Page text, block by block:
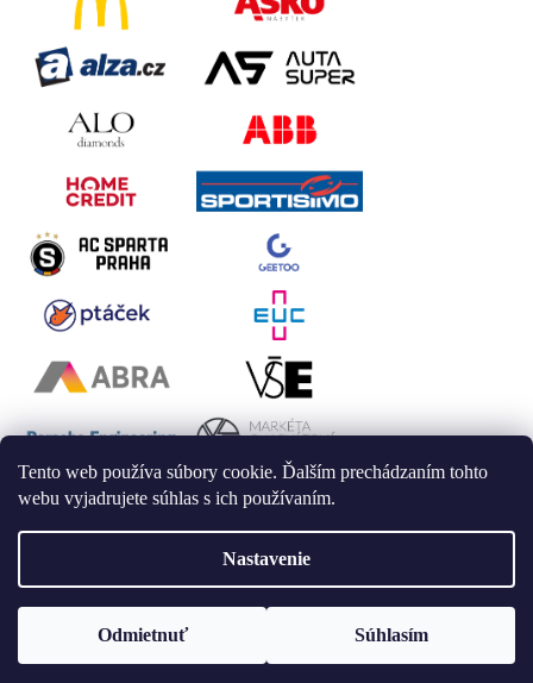
Tento web používa súbory cookie. Ďalším prechádzaním tohto
webu vyjadrujete súhlas s ich používaním.
Nastavenie
Odmietnuť Súhlasím
Vytvoril Shoptet
Copyright 2026 . Všetky práva vyhradené.